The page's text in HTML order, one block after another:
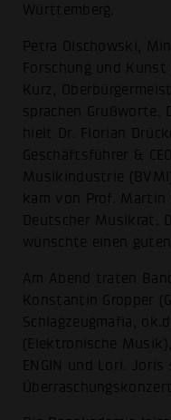
Württemberg.
Petra Olschowski,
Forschung und
Kurz,
sprachen Grußworte.
hielt Dr. Florian
Geschäftsführer &
Musikindustrie
kam von Prof. Martin
Deutscher Musikrat.
wünschte einen guten
Am Abend traten
Konstantin Gropper
Schlagzeugmafia,
(Elektronische
ENGIN und Lori. Joris
Überraschungskonzert.